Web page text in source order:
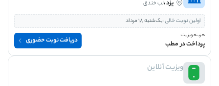
یزد،لب خندق
اولین نوبت خالی:یک‌شنبه 18 مرداد
هزینه ویزیت:
پرداخت در مطب دریافت نوبت حضوری
ویزیت آنلاین